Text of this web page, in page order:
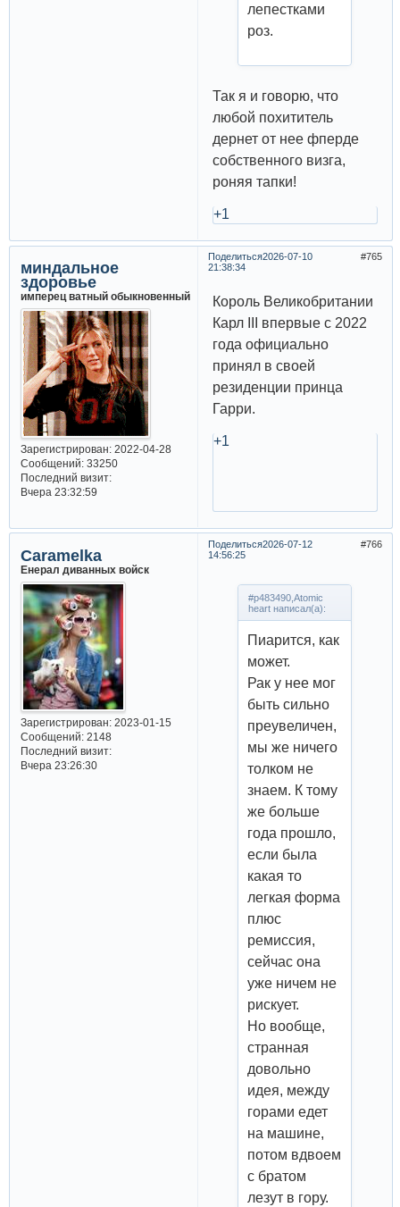
лепестками
роз.
Так я и говорю, что
любой похититель
дернет от нее фперде
собственного визга,
роняя тапки!
+1
Поделиться 765
2026-07-10
21:38:34
миндальное
здоровье
имперец ватный обыкновенный
Зарегистрирован: 2022-04-28
Сообщений:33250
Последний визит:
Вчера 23:32:59
Король Великобритании
Карл III впервые с 2022
года официально
принял в своей
резиденции принца
Гарри.
+1
Поделиться 766
2026-07-12
14:56:25
Caramelka
Енерал диванных войск
Зарегистрирован: 2023-01-15
Сообщений:2148
Последний визит:
Вчера 23:26:30
#p483490,Atomic
heart написал(а):
Пиарится, как
может.
Рак у нее мог
быть сильно
преувеличен,
мы же ничего
толком не
знаем. К тому
же больше
года прошло,
если была
какая то
легкая форма
плюс
ремиссия,
сейчас она
уже ничем не
рискует.
Но вообще,
странная
довольно
идея, между
горами едет
на машине,
потом вдвоем
с братом
лезут в гору.